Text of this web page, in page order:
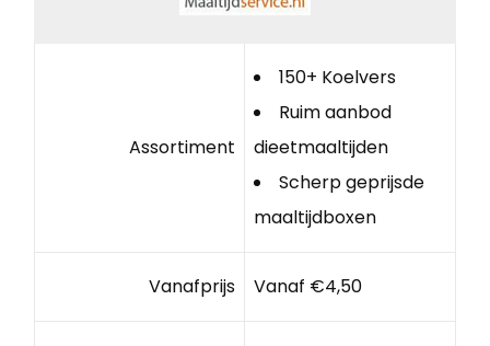
Assortiment
150+ Koelvers
Ruim aanbod
dieetmaaltijden
Scherp geprijsde
maaltijdboxen
Vanafprijs Vanaf €4,50